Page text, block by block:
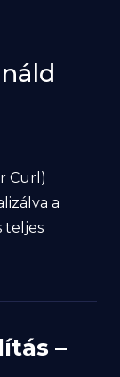
Curl)
a
teljes
–